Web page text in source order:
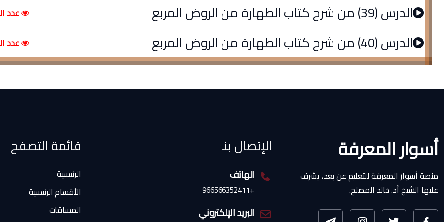
الدرس (39) من شرح كتاب الطهارة من الروض المربع عدد
الدرس (40) من شرح كتاب الطهارة من الروض المربع عدد
أسوار المعرفة
منصة أسوار المعرفة للتعليم عن بعد، يشرف
عليها الشيخ أد. خالد المصلح.
الإتصال بنا
الهاتف
+966566352411
البريد الإلكتروني
قائمة التصفح
الرئيسية
الأقسام الرئيسية
المساقات